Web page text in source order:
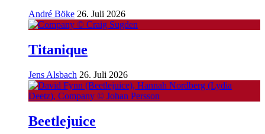
André Böke 26. Juli 2026
Titanique
Jens Alsbach 26. Juli 2026
Beetlejuice